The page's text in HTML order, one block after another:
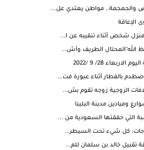
والجمجمة.. مواطن يعتدي عل...
الإعاقة
شخص أثناء تنقيبه عن ا...
الله"المحتال الطريف وأش...
28/ 9 /2022
بالقطار أثناء عبورة فت...
الزوجية زوجه تقوم بش...
وميادين مدينة البلينا
التي حققتها السعودية من ...
كل شيء تحت السيطر...
تقبيل خالد بن سلمان للم...